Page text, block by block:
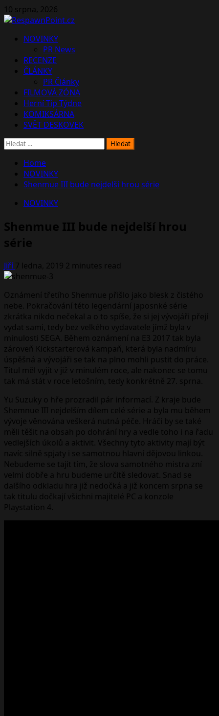
Skip
to
10 srpna, 2026
PrimaryNOVINKY
PR News
RECENZE
ČLÁNKY
PR Články
FILMOVÁ ZÓNA
Herní Tip Týdne
KOMIKSÁRNA
SVĚT DESKOVEK
Vyhledávání
Home
NOVINKY
Shenmue III bude nejdelší hrou série
NOVINKY
Shenmue III bude nejdelší hrou
série
Jiří7 ledna, 2019 2 minutes read
Oznámení třetího Shenmue přišlo jako blesk z čistého
nebe. Pokračování této legendární japosnké série
zkrátka nikdo nečekal a o to spíše, že si jej vývojáři přejí
vydat sami, tedy bez velkého vydavatele jímž byla v
minulosti SEGA. Během oznámení na E3 2017 tak byla
zároveň Kickstarterová kampaň, která byla nadmíru
úspěšná a vývojáři se tak na plno mohli pustit do práce.
Titul měl vyjít v již v minulém roce, ale nakonec se tomu
tak má stát v roce letošním, tedy konkrétně 27. sprna.
Yu Suzuky o hře prozradil pár informací. Z kraje bude
Shemnue III nejdelším dílem celé série a byla mu během
vývoje věnována veškerá nutná péče. Hráči by se také
měli těšit na obsah po dohrání hry a vedle toho i na řadu
vedlejších úkolů a aktivit. Všechny tyto aktivity mají být
navíc silně spjaty i se samotnou hlavní dějovou linkou.
Nebudeme se tajit tím, že slova samotného mistra zní
velmi dobře a hru budeme určitě sledovat. Snad se
dalšího odkladu hra již nedočká a již koncem srpna se
tak titulu dočkají všichni majitelé PC a konzole
Playstation 4.